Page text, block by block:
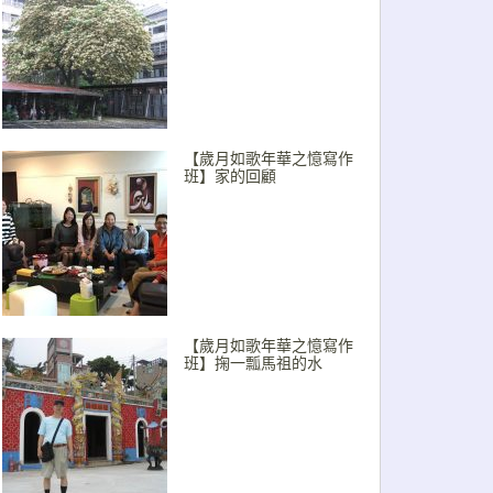
【歲月如歌年華之憶寫作
班】家的回顧
【歲月如歌年華之憶寫作
班】掬一瓢馬祖的水